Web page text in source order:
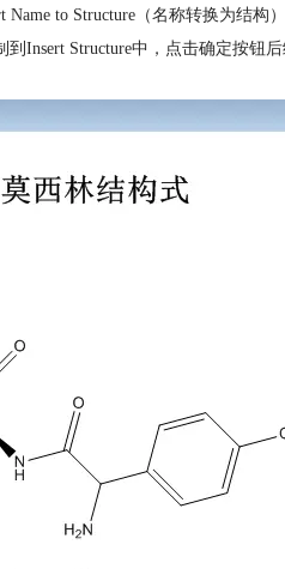
to Structure（名称转换为结
Insert Structure中，点击确定按